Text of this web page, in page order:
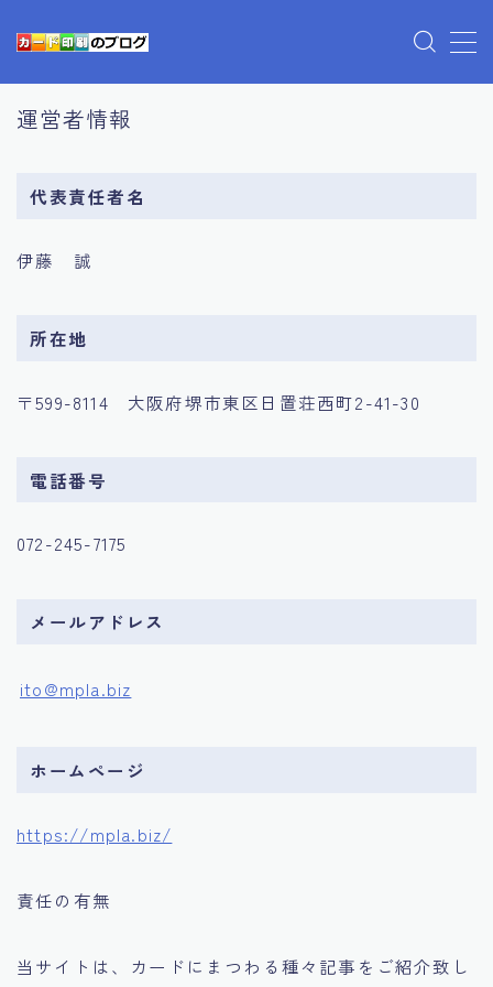
プライバシーポリシー
利用規約／特定商取引法に基づく表記
運営者情報
運営者情報
代表責任者名
伊藤 誠
所在地
〒599-8114 大阪府堺市東区日置荘西町2-41-30
電話番号
072-245-7175
メールアドレス
ito@mpla.biz
ホームページ
https://mpla.biz/
責任の有無
当サイトは、カードにまつわる種々記事をご紹介致し